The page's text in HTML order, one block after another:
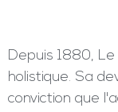
Depuis 1880,
holistique. Sa
conviction que